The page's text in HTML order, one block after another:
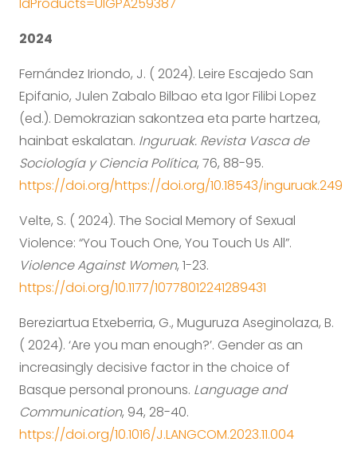
IdProducts=UIGPA259387
2024
Fernández Iriondo, J. ( 2024). Leire Escajedo San
Epifanio, Julen Zabalo Bilbao eta Igor Filibi Lopez
(ed.). Demokrazian sakontzea eta parte hartzea,
hainbat eskalatan. Inguruak. Revista Vasca de
Sociología y Ciencia Política, 76, 88-95.
https://doi.org/https://doi.org/10.18543/inguruak.249
Velte, S. ( 2024). The Social Memory of Sexual
Violence: “You Touch One, You Touch Us All”.
Violence Against Women, 1-23.
https://doi.org/10.1177/10778012241289431
Bereziartua Etxeberria, G., Muguruza Aseginolaza, B.
( 2024). ‘Are you man enough?’. Gender as an
increasingly decisive factor in the choice of
Basque personal pronouns. Language and
Communication, 94, 28-40.
https://doi.org/10.1016/J.LANGCOM.2023.11.004